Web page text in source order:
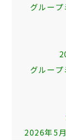
グルー
グルー
2026年5